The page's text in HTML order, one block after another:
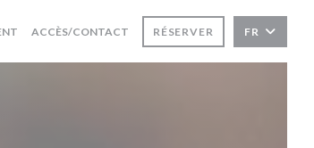
((OUVRE UNE NOUVELLE FENÊTRE))
ACCÈS/CONTACT RÉSERVER FR